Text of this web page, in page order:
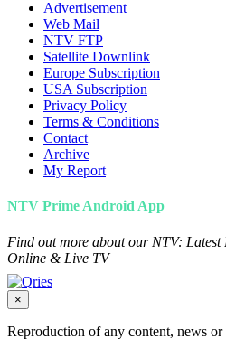
Advertisement
Web Mail
NTV FTP
Satellite Downlink
Europe Subscription
USA Subscription
Privacy Policy
Terms & Conditions
Contact
Archive
My Report
NTV Prime Android App
Find out more about our NTV: Latest
Online & Live TV
×
Reproduction of any content, news